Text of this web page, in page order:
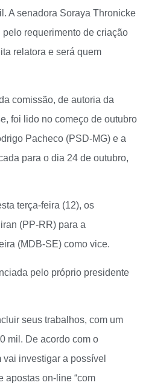
A senadora Soraya Thronicke
requerimento de criação
relatora e será quem
comissão, de autoria da
foi lido no começo de outubro
Pacheco (PSD-MG) e a
para o dia 24 de outubro,
terça-feira (12), os
(PP-RR) para a
(MDB-SE) como vice.
pelo próprio presidente
seus trabalhos, com um
mil. De acordo com o
investigar a possível
apostas on-line “com